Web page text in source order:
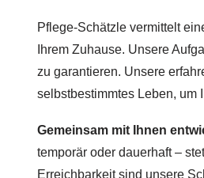
Pflege-Schätzle vermittelt
Ihrem Zuhause. Unsere
zu garantieren. Unsere
selbstbestimmtes Leben, um
Gemeinsam mit Ihnen
temporär oder dauerhaft –
Erreichbarkeit sind unsere